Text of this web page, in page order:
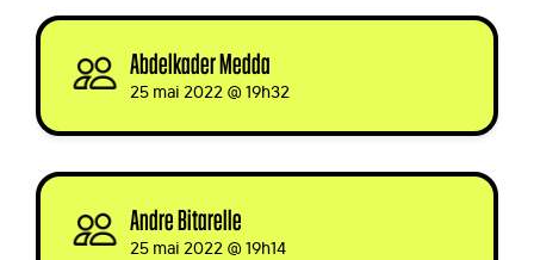
Abdelkader Medda
25 mai 2022 @ 19h32
Andre Bitarelle
25 mai 2022 @ 19h14